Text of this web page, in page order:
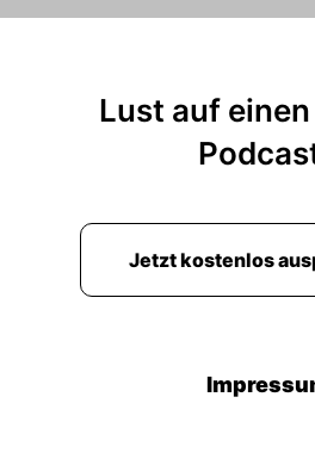
Lust auf
Jetzt kostenlos